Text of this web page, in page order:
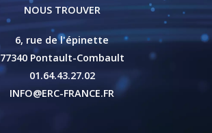
NOUS TROUVER
6, rue de l'épinette
77340 Pontault-Combault
01.64.43.27.02
INFO@ERC-FRANCE.FR